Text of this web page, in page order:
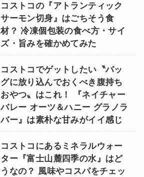
コストコの『アトランティック
サーモン切身』はごちそう食
材？ 冷凍個包装の食べ方・サイ
ズ・旨みを確かめてみた
コストコでゲットしたい〝バッ
グに放り込んでおくべき腹持ち
おやつ〟はこれ！ 『ネイチャー
バレー オーツ＆ハニー グラノラ
バー』は素朴な甘みがイイ感じ
コストコにあるミネラルウォー
ター『富士山麓四季の水』はど
うなの？ 風味やコスパをチェッ